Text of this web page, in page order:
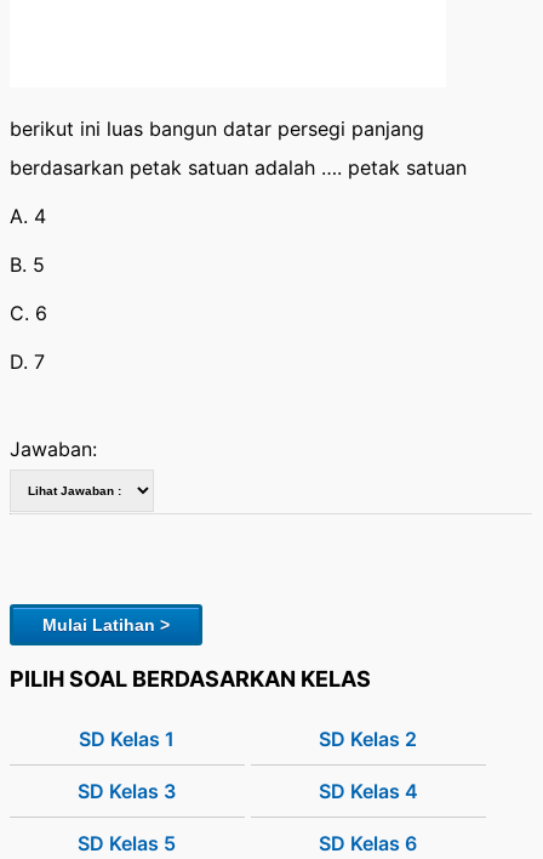
berikut ini luas bangun datar persegi panjang
berdasarkan petak satuan adalah …. petak satuan
A. 4
B. 5
C. 6
D. 7
Jawaban:
Mulai Latihan >
PILIH SOAL BERDASARKAN KELAS
SD Kelas 1 SD Kelas 2
SD Kelas 3 SD Kelas 4
SD Kelas 5 SD Kelas 6